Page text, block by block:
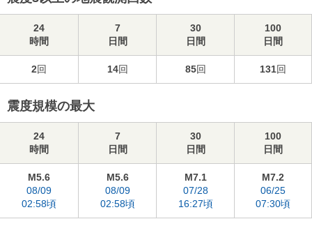
24
時間
7
日間
30
日間
100
日間
2回 14回 85回 131回
震度規模の最大
24
時間
7
日間
30
日間
100
日間
M5.6
08/09
02:58頃
M5.6
08/09
02:58頃
M7.1
07/28
16:27頃
M7.2
06/25
07:30頃